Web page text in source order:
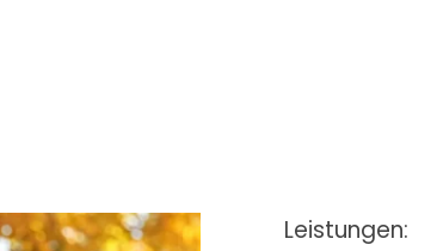
Leistungen: